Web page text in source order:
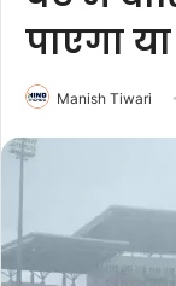
पाएगा
Manish Tiwari